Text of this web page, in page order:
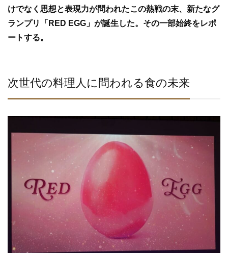
けでなく思想と表現力が問われたこの熱戦の末、新たなグ
ランプリ「RED EGG」が誕生した。その一部始終をレポ
ートする。
次世代の料理人に問われる食の未来